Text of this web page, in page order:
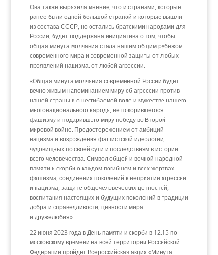
Она также выразила мнение, что и странами, которые
ранее были одной большой страной и которые вышли
из состава СССР, но остались братскими народами для
России, будет поддержана инициатива о том, чтобы
общая минута молчания стала нашим общим рубежом
современного мира и современной защиты от любых
проявлений нацизма, от любой агрессии.
«Общая минута молчания современной России будет
вечно живым напоминанием миру об агрессии против
нашей страны и о несгибаемой воле и мужестве нашего
многонационального народа, не покорившегося
фашизму и подарившего миру победу во Второй
мировой войне. Предостережением от амбиций
нацизма и возрождения фашистской идеологии,
чудовищных по своей сути и последствиям в истории
всего человечества. Символ общей и вечной народной
памяти и скорби о каждом погибшем и всех жертвах
фашизма, соединения поколений в неприятии агрессии
и нацизма, защите общечеловеческих ценностей,
воспитания настоящих и будущих поколений в традиции
добра и справедливости, ценности мира
и дружелюбия»,
22 июня 2023 года в День памяти и скорби в 12.15 по
московскому времени на всей территории Российской
Федерации пройдет Всероссийская акция «Минута